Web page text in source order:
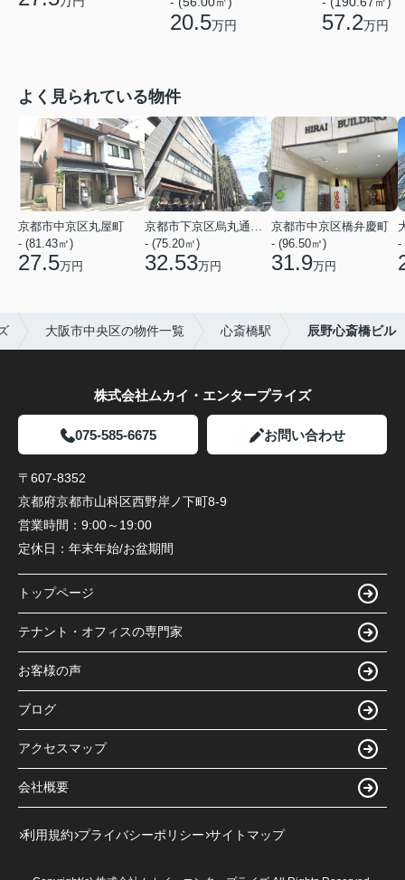
20.5万円 57.2万円
よく見られている物件
京都市中京区丸屋町
- (81.43㎡)
27.5万円
- (75.20㎡)
32.53万円
京都市中京区橋弁慶町
- (96.50㎡)
31.9万円
-
大阪市中央区の物件一覧 心斎橋駅 辰野心斎橋ビル
株式会社ムカイ・エンタープライズ
075-585-6675 お問い合わせ
〒607-8352
京都府京都市山科区西野岸ノ下町8-9
営業時間： 9:00～19:00
定休日： 年末年始/お盆期間
トップページ
テナント・オフィスの専門家
お客様の声
ブログ
アクセスマップ
会社概要
利用規約 プライバシーポリシー サイトマップ